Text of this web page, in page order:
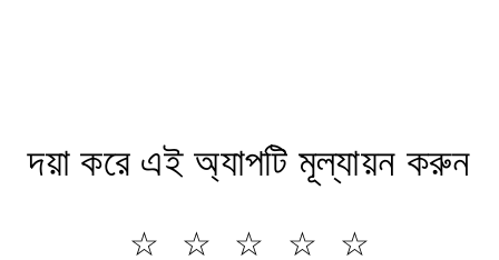
দয়া করে এই অ্যাপটি মূল্যায়ন করুন